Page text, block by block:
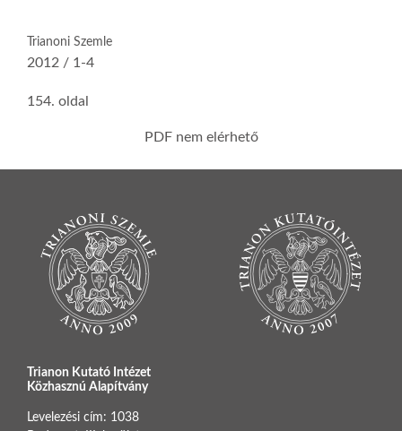
Trianoni Szemle
2012 / 1-4
154. oldal
PDF nem elérhető
Trianon Kutató Intézet
Közhasznú Alapítvány
Levelezési cím: 1038